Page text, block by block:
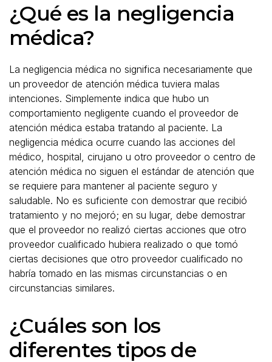
¿Qué es la negligencia
médica?
La negligencia médica no significa necesariamente que
un proveedor de atención médica tuviera malas
intenciones. Simplemente indica que hubo un
comportamiento negligente cuando el proveedor de
atención médica estaba tratando al paciente. La
negligencia médica ocurre cuando las acciones del
médico, hospital, cirujano u otro proveedor o centro de
atención médica no siguen el estándar de atención que
se requiere para mantener al paciente seguro y
saludable. No es suficiente con demostrar que recibió
tratamiento y no mejoró; en su lugar, debe demostrar
que el proveedor no realizó ciertas acciones que otro
proveedor cualificado hubiera realizado o que tomó
ciertas decisiones que otro proveedor cualificado no
habría tomado en las mismas circunstancias o en
circunstancias similares.
¿Cuáles son los
diferentes tipos de